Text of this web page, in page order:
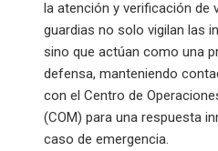
la atención y verificación de
guardias no solo vigilan las
sino que actúan como una
defensa, manteniendo
con el Centro de
(COM) para una respuesta
caso de emergencia.